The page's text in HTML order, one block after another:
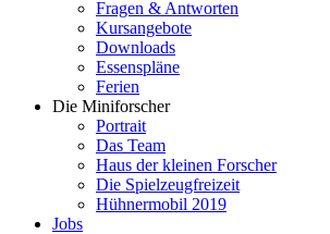
Fragen & Antworten
Kursangebote
Downloads
Essenspläne
Ferien
Die Miniforscher
Portrait
Das Team
Haus der kleinen Forscher
Die Spielzeugfreizeit
Hühnermobil 2019
Jobs